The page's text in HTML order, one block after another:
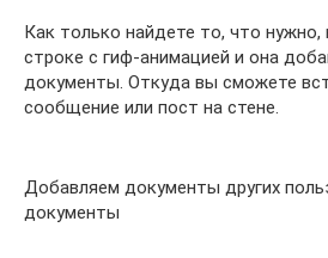
Как только найдете то, что
строке с гиф-анимацией и она
документы. Откуда вы сможете
сообщение или пост на стене.
Добавляем документы других
документы